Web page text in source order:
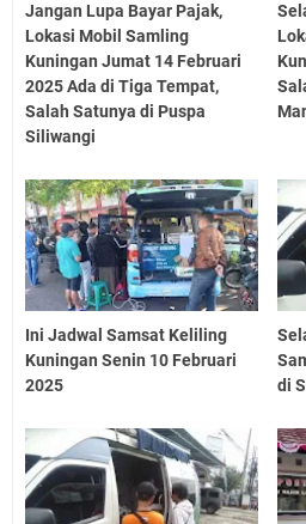
Jangan Lupa Bayar Pajak,
Lokasi Mobil Samling
Kuningan Jumat 14 Februari
2025 Ada di Tiga Tempat,
Salah Satunya di Puspa
Siliwangi
Ini Jadwal Samsat Keliling
Kuningan Senin 10 Februari
2025
di